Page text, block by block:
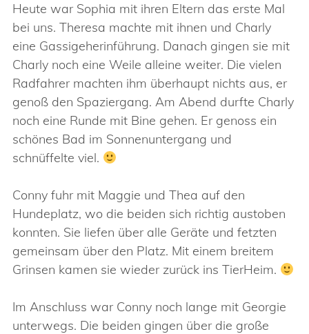
Heute war Sophia mit ihren Eltern das erste Mal
bei uns. Theresa machte mit ihnen und Charly
eine Gassigeherinführung. Danach gingen sie mit
Charly noch eine Weile alleine weiter. Die vielen
Radfahrer machten ihm überhaupt nichts aus, er
genoß den Spaziergang. Am Abend durfte Charly
noch eine Runde mit Bine gehen. Er genoss ein
schönes Bad im Sonnenuntergang und
schnüffelte viel.
Conny fuhr mit Maggie und Thea auf den
Hundeplatz, wo die beiden sich richtig austoben
konnten. Sie liefen über alle Geräte und fetzten
gemeinsam über den Platz. Mit einem breitem
Grinsen kamen sie wieder zurück ins TierHeim.
Im Anschluss war Conny noch lange mit Georgie
unterwegs. Die beiden gingen über die große